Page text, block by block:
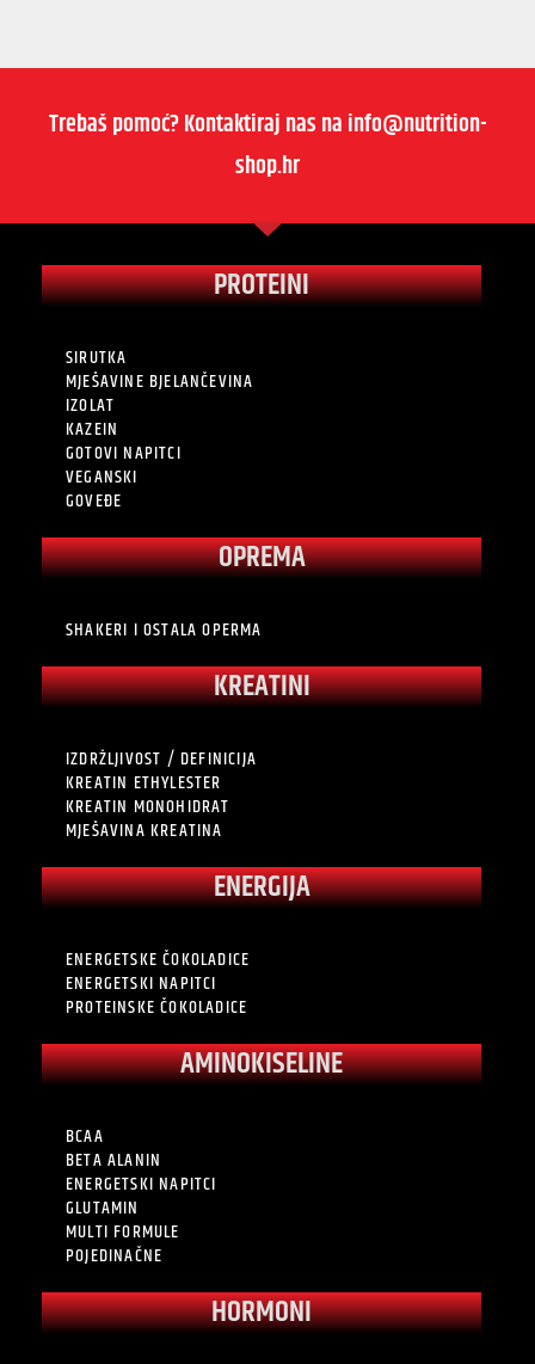
Trebaš pomoć? Kontaktiraj nas na info@nutrition-
shop.hr
PROTEINI
SIRUTKA
MJEŠAVINE BJELANČEVINA
IZOLAT
KAZEIN
GOTOVI NAPITCI
VEGANSKI
GOVEĐE
OPREMA
SHAKERI I OSTALA OPERMA
KREATINI
IZDRŽLJIVOST / DEFINICIJA
KREATIN ETHYLESTER
KREATIN MONOHIDRAT
MJEŠAVINA KREATINA
ENERGIJA
ENERGETSKE ČOKOLADICE
ENERGETSKI NAPITCI
PROTEINSKE ČOKOLADICE
AMINOKISELINE
BCAA
BETA ALANIN
ENERGETSKI NAPITCI
GLUTAMIN
MULTI FORMULE
POJEDINAČNE
HORMONI